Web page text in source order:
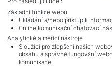
Revoluční 1003/
Základní funkce webu
Ukládání a/nebo přístup k
Online komunikační chatovací
Analytické a měřící nástroje
Sloužící pro zlepšení našich
obsahu a správné fungování
komunikace.